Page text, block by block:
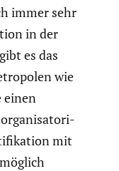
immer sehr
in der
es das
wie
einen
organi­sa­to­ri­
mit